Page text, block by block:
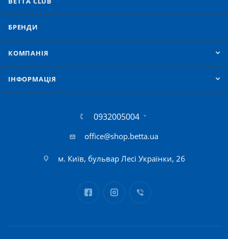
БРЕНДИ
КОМПАНІЯ
IНФОРМАЦІЯ
0932005004
office@shop.betta.ua
м. Київ, бульвар Лесі Українки, 26